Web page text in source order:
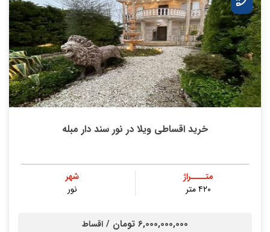
خرید اقساطی ویلا در نور سند دار مبله
متــــراژ
۴۲۰ متر
شهر
نور
6,000,000,000 تومان / اقساط